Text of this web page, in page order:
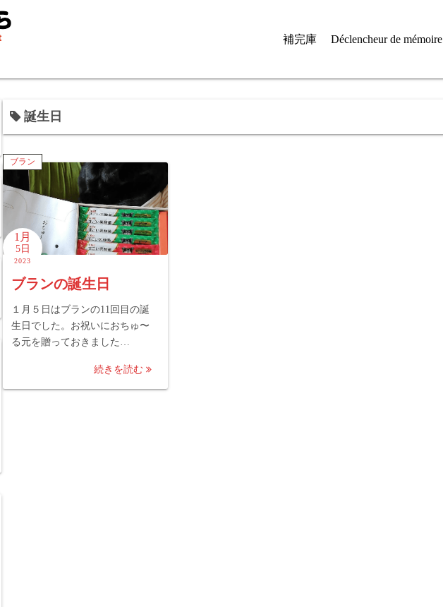
補完庫 Déclencheur de mémoire
誕生日
ブラン
1月
5日
2023
ブランの誕生日
１月５日はブランの11回目の誕
生日でした。お祝いにおちゅ〜
る元を贈っておきました…
続きを読む